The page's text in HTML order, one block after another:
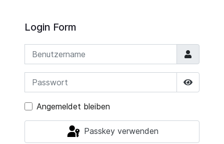
Login Form
Benutzername
Passwort
Angemeldet bleiben
Passkey verwenden